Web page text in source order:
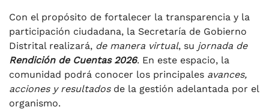
Con el propósito de fortalecer la transparencia y la
participación ciudadana, la Secretaría de Gobierno
Distrital realizará, de manera virtual, su jornada de
Rendición de Cuentas 2026. En este espacio, la
comunidad podrá conocer los principales avances,
acciones y resultadosde la gestión adelantada por el
organismo.